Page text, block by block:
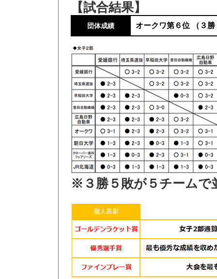
【試合結果】
団体成績 オークワ第６位 （３勝
※３勝５敗が５チームで